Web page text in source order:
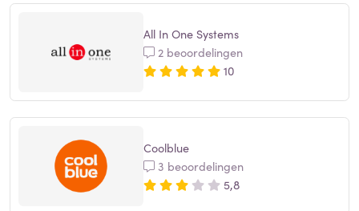
All In One Systems
2 beoordelingen
10
Coolblue
3 beoordelingen
5,8